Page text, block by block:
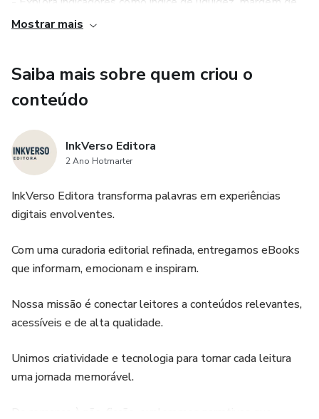
lucro e ponto de equilíbrio
- Ajuda a desenvolver uma mentalidade de gestão
Mostrar mais
Saiba mais sobre quem criou o
conteúdo
InkVerso Editora
2 Ano Hotmarter
InkVerso Editora transforma palavras em experiências
digitais envolventes.
Com uma curadoria editorial refinada, entregamos eBooks
que informam, emocionam e inspiram.
Nossa missão é conectar leitores a conteúdos relevantes,
acessíveis e de alta qualidade.
Unimos criatividade e tecnologia para tornar cada leitura
uma jornada memorável.